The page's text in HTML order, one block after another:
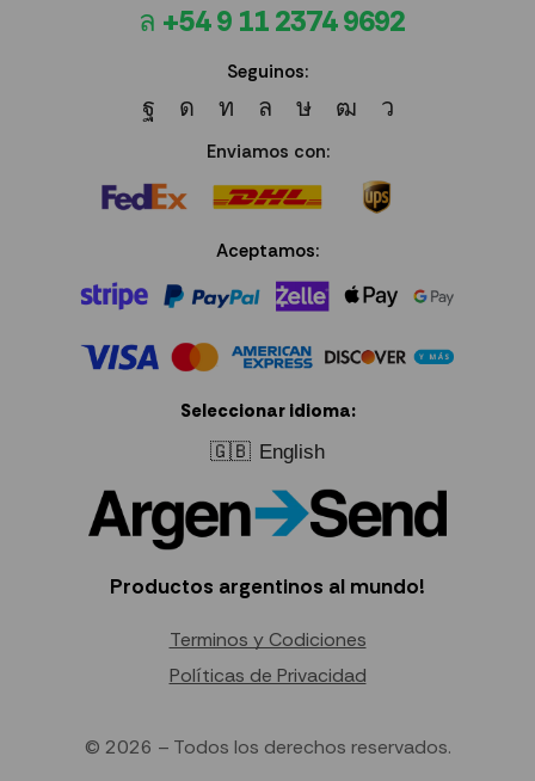
+54 9 11 2374 9692
Seguinos:
Enviamos con:
Aceptamos:
Seleccionar idioma:
🇬🇧 English
Productos argentinos al mundo!
Terminos y Codiciones
Políticas de Privacidad
© 2026 – Todos los derechos reservados.